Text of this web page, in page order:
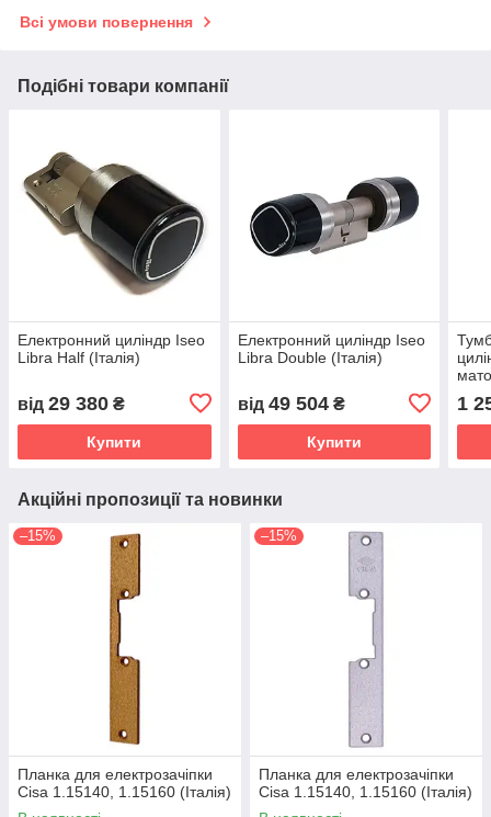
Всі умови повернення
Подібні товари компанії
Електронний циліндр Iseo
Libra Half (Італія)
від 29 380 ₴
Купити
Електронний циліндр Iseo
Libra Double (Італія)
від 49 504₴
Купити
1
Акційні пропозиції та новинки
–15%
Планка для електрозачіпки
Cisa 1.15140, 1.15160 (Італія)
–15%
Планка для електрозачіпки
Cisa 1.15140, 1.15160 (Італія)